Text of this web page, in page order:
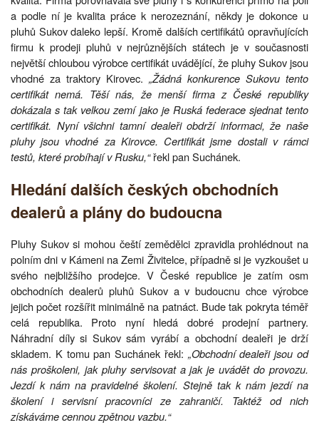
a podle ní je kvalita práce k nerozeznání, někdy je dokonce u
pluhů Sukov daleko lepší. Kromě dalších certifikátů opravňujících
firmu k prodeji pluhů v nejrůznějších státech je v současnosti
největší chloubou výrobce certifikát uvádějící, že pluhy Sukov jsou
vhodné za traktory Kirovec. „Žádná konkurence Sukovu tento
certifikát nemá. Těší nás, že menší firma z České republiky
dokázala s tak velkou zemí jako je Ruská federace sjednat tento
certifikát. Nyní všichni tamní dealeři obdrží informaci, že naše
pluhy jsou vhodné za Kirovce. Certifikát jsme dostali v rámci
testů, které probíhají v Rusku,“řekl pan Suchánek.
Hledání dalších českých obchodních
dealerů a plány do budoucna
Pluhy Sukov si mohou čeští zemědělci zpravidla prohlédnout na
polním dni v Kámeni na Zemi Živitelce, případně si je vyzkoušet u
svého nejbližšího prodejce. V České republice je zatím osm
obchodních dealerů pluhů Sukov a v budoucnu chce výrobce
jejich počet rozšířit minimálně na patnáct. Bude tak pokryta téměř
celá republika. Proto nyní hledá dobré prodejní partnery.
Náhradní díly si Sukov sám vyrábí a obchodní dealeři je drží
skladem. K tomu pan Suchánek řekl: „Obchodní dealeři jsou od
nás proškoleni, jak pluhy servisovat a jak je uvádět do provozu.
Jezdí k nám na pravidelné školení. Stejně tak k nám jezdí na
školení i servisní pracovníci ze zahraničí. Taktéž od nich
získáváme cennou zpětnou vazbu.“